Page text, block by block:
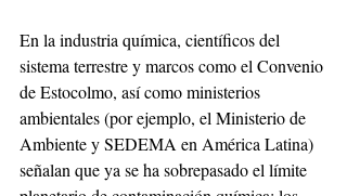
En la industria química, científicos del
sistema terrestre y marcos como el Convenio
de Estocolmo, así como ministerios
ambientales (por ejemplo, el Ministerio de
Ambiente y SEDEMA en América Latina)
señalan que ya se ha sobrepasado el límite